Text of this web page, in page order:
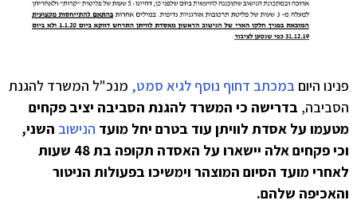
פנינו היום במכתב דחוף נוסף לגיא סמט, מנכ"ל המשרד להגנת
הסביבה, בדרישה כי המשרד להגנת הסביבה יציב פקחים
מטעמו על אסדת לוויתן עוד בטרם יחל מועד הנישוב השני,
וכי פקחים אלה יישארו על האסדה תקופה בת 48 שעות
לאחרי מועד הסיום המוצהר וימשיכו בפעולות הניטור
והאכיפה שלהם.